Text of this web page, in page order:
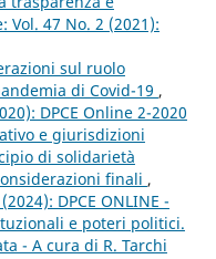
Vol. 47 No. 2 (2021):
sul ruolo
di Covid-19 ,
DPCE Online 2-2020
e giurisdizioni
di solidarietà
finali ,
DPCE ONLINE -
e poteri politici.
- A cura di R. Tarchi